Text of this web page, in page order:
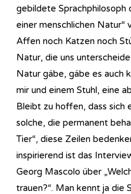
gebildete Sprachphilosoph
einer menschlichen Natur“
Affen noch Katzen noch
Natur, die uns
Natur gäbe, gäbe es auch
mir und einem Stuhl, eine
Bleibt zu hoffen, dass sich
solche, die permanent
Tier“, diese Zeilen
inspirierend ist das
Georg Mascolo über
trauen?“. Man kennt ja die